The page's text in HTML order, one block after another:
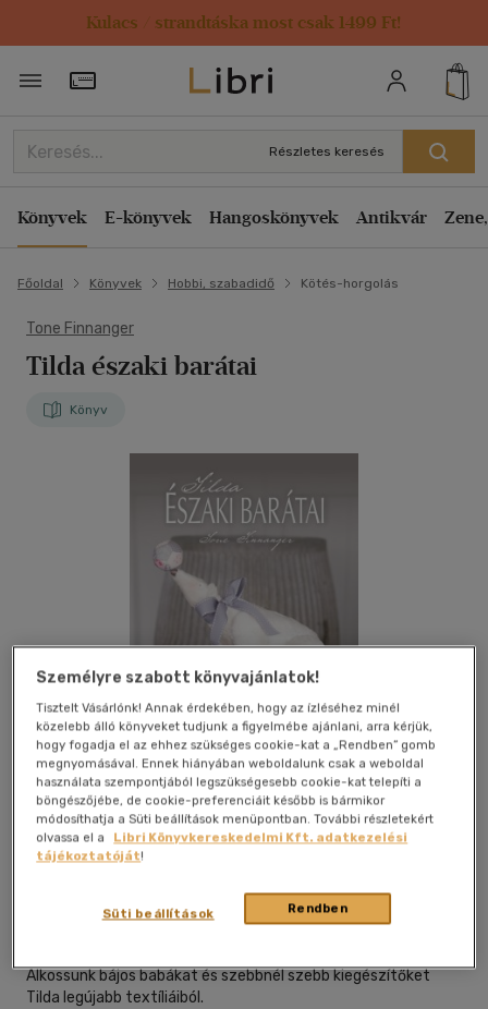
Kulacs / strandtáska most csak 1499 Ft!
Törzsvásárlói Kártya adatai
Részletes keresés
Könyvek E-könyvek Hangoskönyvek Antikvár
Főoldal Könyvek Hobbi, szabadidő Kötés-horgolás
Tone Finnanger
Tilda északi barátai
Könyv
Kívánságlistához adom Megosztom
Tölgy Kiadó| 2014|magyar nyelvű
puhatáblás,
Alkossunk bájos babákat és szebbnél szebb kiegészítőket
Tilda legújabb textíliáiból.
Személyre szabott könyvajánlatok!
Tisztelt Vásárlónk! Annak érdekében, hogy az ízléséhez minél
közelebb álló könyveket tudjunk a figyelmébe ajánlani, arra kérjük,
hogy fogadja el az ehhez szükséges cookie-kat a „Rendben” gomb
megnyomásával. Ennek hiányában weboldalunk csak a weboldal
használata szempontjából legszükségesebb cookie-kat telepíti a
böngészőjébe, de cookie-preferenciáit később is bármikor
módosíthatja a Süti beállítások menüpontban. További részletekért
olvassa el a
Libri Könyvkereskedelmi Kft. adatkezelési
tájékoztatóját!
Rendben
Süti beállítások